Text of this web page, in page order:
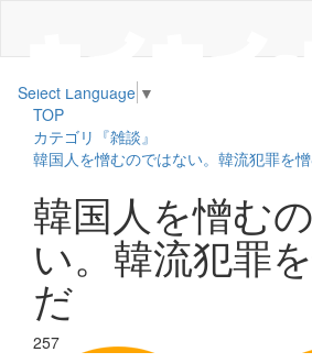
Select Language ▼
TOP
カテゴリ『雑談』
韓国人を憎むのではない。韓流犯罪を
韓国人を憎む
い。韓流犯罪
だ
257